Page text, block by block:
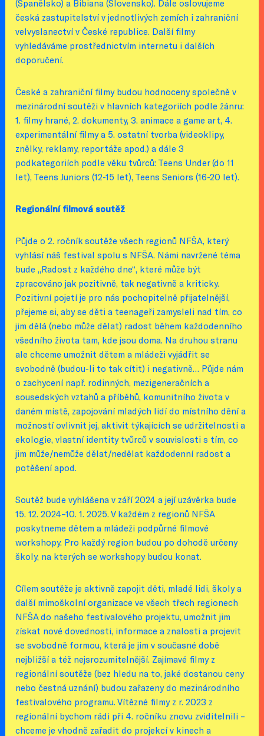
(Španělsko) a Bibiana (Slovensko). Dále oslovujeme
česká zastupitelství v jednotlivých zemích i zahraniční
velvyslanectví v České republice. Další filmy
vyhledáváme prostřednictvím internetu i dalších
doporučení.
České a zahraniční filmy budou hodnoceny společně v
mezinárodní soutěži v hlavních kategoriích podle žánru:
1. filmy hrané, 2. dokumenty, 3. animace a game art, 4.
experimentální filmy a 5. ostatní tvorba (videoklipy,
znělky, reklamy, reportáže apod.) a dále 3
podkategoriích podle věku tvůrců: Teens Under (do 11
let), Teens Juniors (12-15 let), Teens Seniors (16-20 let).
Regionální filmová soutěž
Půjde o 2. ročník soutěže všech regionů NFŠA, který
vyhlásí náš festival spolu s NFŠA. Námi navržené téma
bude „Radost z každého dne“, které může být
zpracováno jak pozitivně, tak negativně a kriticky.
Pozitivní pojetí je pro nás pochopitelně přijatelnější,
přejeme si, aby se děti a teenageři zamysleli nad tím, co
jim dělá (nebo může dělat) radost během každodenního
všedního života tam, kde jsou doma. Na druhou stranu
ale chceme umožnit dětem a mládeži vyjádřit se
svobodně (budou-li to tak cítit) i negativně… Půjde nám
o zachycení např. rodinných, mezigeneračních a
sousedských vztahů a příběhů, komunitního života v
daném místě, zapojování mladých lidí do místního dění a
možností ovlivnit jej, aktivit týkajících se udržitelnosti a
ekologie, vlastní identity tvůrců v souvislosti s tím, co
jim může/nemůže dělat/nedělat každodenní radost a
potěšení apod.
Soutěž bude vyhlášena v září 2024 a její uzávěrka bude
15. 12. 2024–10. 1. 2025. V každém z regionů NFŠA
poskytneme dětem a mládeži podpůrné filmové
workshopy. Pro každý region budou po dohodě určeny
školy, na kterých se workshopy budou konat.
Cílem soutěže je aktivně zapojit děti, mladé lidi, školy a
další mimoškolní organizace ve všech třech regionech
NFŠA do našeho festivalového projektu, umožnit jim
získat nové dovednosti, informace a znalosti a projevit
se svobodně formou, která je jim v současné době
nejbližší a též nejsrozumitelnější. Zajímavé filmy z
regionální soutěže (bez hledu na to, jaké dostanou ceny
nebo čestná uznání) budou zařazeny do mezinárodního
festivalového programu. Vítězné filmy z r. 2023 z
regionální bychom rádi při 4. ročníku znovu zviditelnili –
chceme je vhodně zařadit do projekcí v kinech a